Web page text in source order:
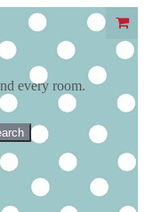
every room.